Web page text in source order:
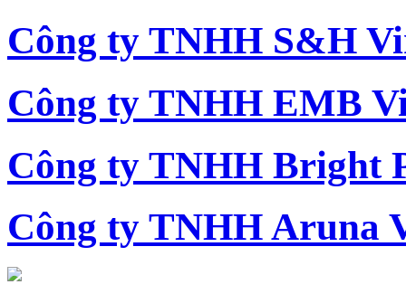
Công ty TNHH S&H
Công ty TNHH EMB
Công ty TNHH Bright
Công ty TNHH Aruna